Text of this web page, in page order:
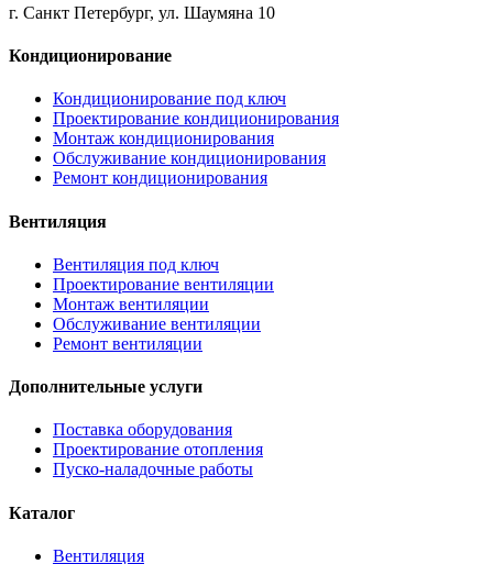
г. Санкт Петербург, ул. Шаумяна 10
Кондиционирование
Кондиционирование под ключ
Проектирование кондиционирования
Монтаж кондиционирования
Обслуживание кондиционирования
Ремонт кондиционирования
Вентиляция
Вентиляция под ключ
Проектирование вентиляции
Монтаж вентиляции
Обслуживание вентиляции
Ремонт вентиляции
Дополнительные услуги
Поставка оборудования
Проектирование отопления
Пуско-наладочные работы
Каталог
Вентиляция